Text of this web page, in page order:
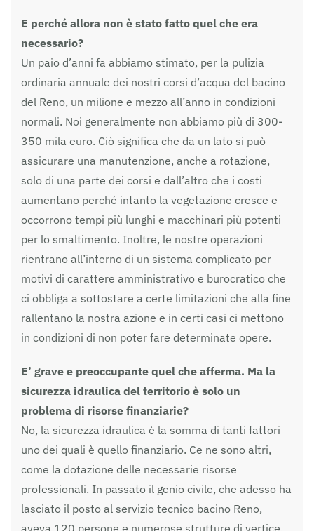
E perché allora non è stato fatto quel che era
necessario?
Un paio d’anni fa abbiamo stimato, per la pulizia
ordinaria annuale dei nostri corsi d’acqua del bacino
del Reno, un milione e mezzo all’anno in condizioni
normali. Noi generalmente non abbiamo più di 300-
350 mila euro. Ciò significa che da un lato si può
assicurare una manutenzione, anche a rotazione,
solo di una parte dei corsi e dall’altro che i costi
aumentano perché intanto la vegetazione cresce e
occorrono tempi più lunghi e macchinari più potenti
per lo smaltimento. Inoltre, le nostre operazioni
rientrano all’interno di un sistema complicato per
motivi di carattere amministrativo e burocratico che
ci obbliga a sottostare a certe limitazioni che alla fine
rallentano la nostra azione e in certi casi ci mettono
in condizioni di non poter fare determinate opere.
E’ grave e preoccupante quel che afferma. Ma la
sicurezza idraulica del territorio è solo un
problema di risorse finanziarie?
No, la sicurezza idraulica è la somma di tanti fattori
uno dei quali è quello finanziario. Ce ne sono altri,
come la dotazione delle necessarie risorse
professionali. In passato il genio civile, che adesso ha
lasciato il posto al servizio tecnico bacino Reno,
aveva 120 persone e numerose strutture di vertice.